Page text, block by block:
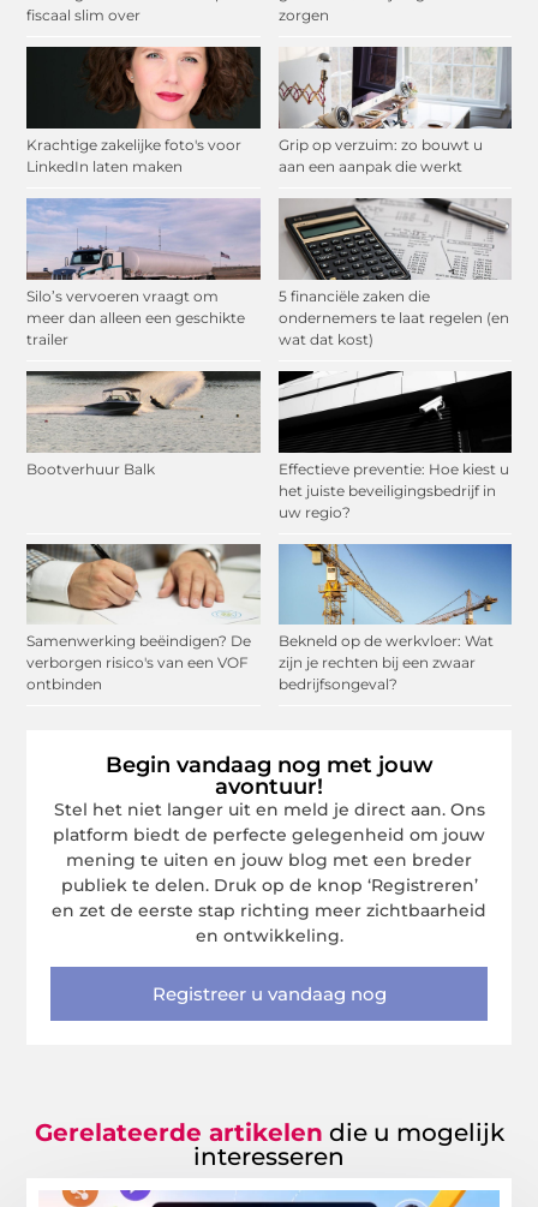
fiscaal slim over
zorgen
Krachtige zakelijke foto's voor
LinkedIn laten maken
Grip op verzuim: zo bouwt u
aan een aanpak die werkt
Silo’s vervoeren vraagt om
meer dan alleen een geschikte
trailer
5 financiële zaken die
ondernemers te laat regelen (en
wat dat kost)
Bootverhuur Balk
Effectieve preventie: Hoe kiest u
het juiste beveiligingsbedrijf in
uw regio?
Samenwerking beëindigen? De
verborgen risico's van een VOF
ontbinden
Bekneld op de werkvloer: Wat
zijn je rechten bij een zwaar
bedrijfsongeval?
Begin vandaag nog met jouw
avontuur!
Stel het niet langer uit en meld je direct aan. Ons
platform biedt de perfecte gelegenheid om jouw
mening te uiten en jouw blog met een breder
publiek te delen. Druk op de knop ‘Registreren’
en zet de eerste stap richting meer zichtbaarheid
en ontwikkeling.
Registreer u vandaag nog
Gerelateerde artikelen die u mogelijk
interesseren